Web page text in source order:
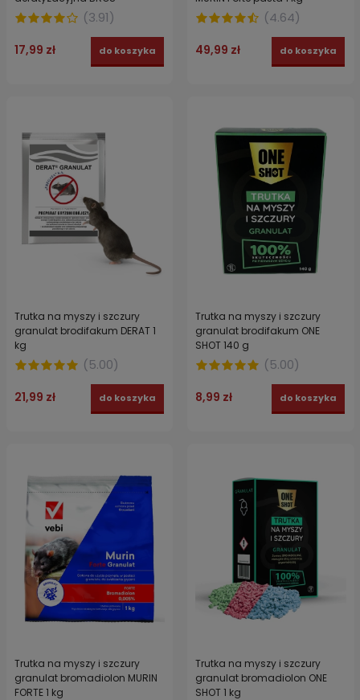
(3.91)
17,99 zł do koszyka
(4.64)
49,99 zł do koszyka
Trutka na myszy i szczury
granulat brodifakum DERAT 1
kg
(5.00)
21,99 zł do koszyka
Trutka na myszy i szczury
granulat brodifakum ONE
SHOT 140 g
(5.00)
8,99 zł do koszyka
Trutka na myszy i szczury
granulat bromadiolon MURIN
FORTE 1 kg
Trutka na myszy i szczury
granulat bromadiolon ONE
SHOT 1 kg